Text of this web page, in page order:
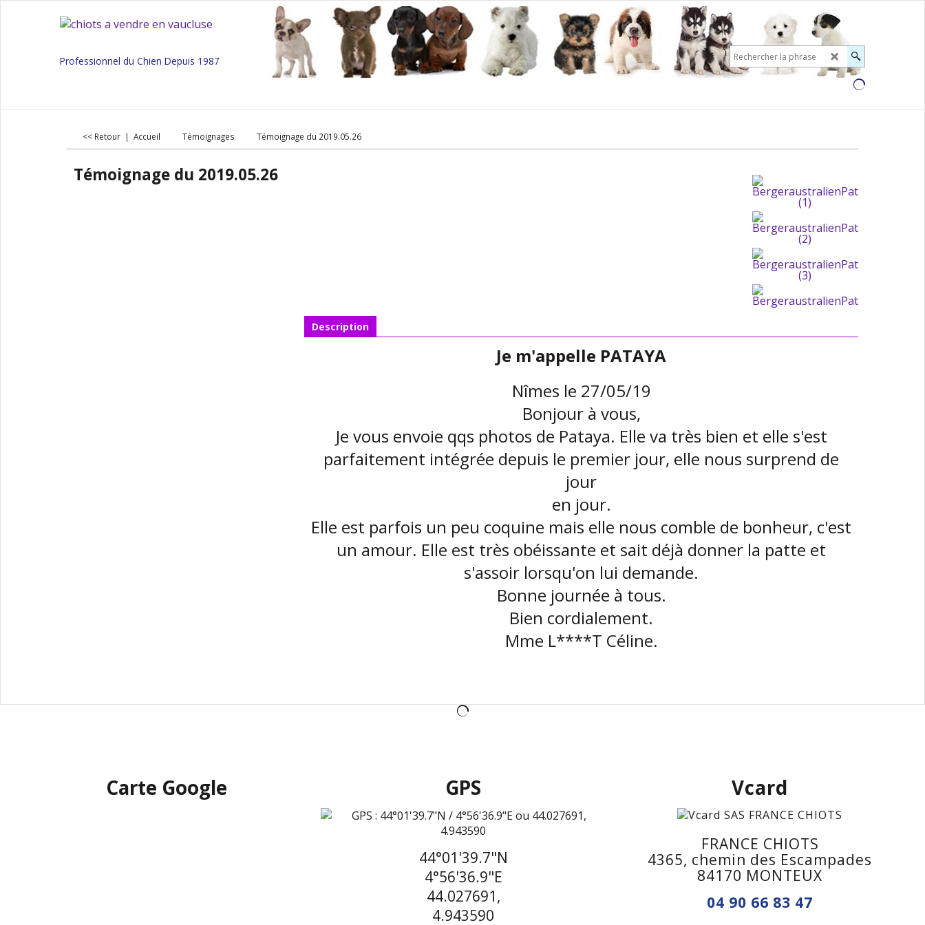
Professionnel du Chien Depuis 1987
<< Retour | Accueil Témoignages Témoignage du 2019.05.26
Témoignage du 2019.05.26
Description
Je m'appelle PATAYA
Nîmes le 27/05/19
Bonjour à vous,
Je vous envoie qqs photos de Pataya. Elle va très bien et elle s'est
parfaitement intégrée depuis le premier jour, elle nous surprend de
jour
en jour.
Elle est parfois un peu coquine mais elle nous comble de bonheur, c'est
un amour. Elle est très obéissante et sait déjà donner la patte et
s'assoir lorsqu'on lui demande.
Bonne journée à tous.
Bien cordialement.
Mme L****T Céline.
Carte Google GPS
44°01'39.7"N
4°56'36.9"E
44.027691,
4.943590
Vcard
FRANCE CHIOTS
4365, chemin des Escampades
84170 MONTEUX
04 90 66 83 47